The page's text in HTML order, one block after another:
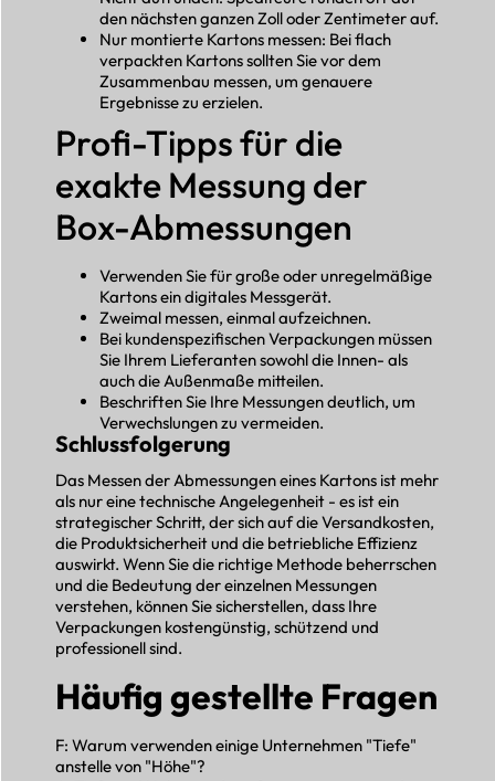
den nächsten ganzen Zoll oder Zentimeter auf.
Nur montierte Kartons messen: Bei flach
verpackten Kartons sollten Sie vor dem
Zusammenbau messen, um genauere
Ergebnisse zu erzielen.
Profi-Tipps für die
exakte Messung der
Box-Abmessungen
Verwenden Sie für große oder unregelmäßige
Kartons ein digitales Messgerät.
Zweimal messen, einmal aufzeichnen.
Bei kundenspezifischen Verpackungen müssen
Sie Ihrem Lieferanten sowohl die Innen- als
auch die Außenmaße mitteilen.
Beschriften Sie Ihre Messungen deutlich, um
Verwechslungen zu vermeiden.
Schlussfolgerung
Das Messen der Abmessungen eines Kartons ist mehr
als nur eine technische Angelegenheit - es ist ein
strategischer Schritt, der sich auf die Versandkosten,
die Produktsicherheit und die betriebliche Effizienz
auswirkt. Wenn Sie die richtige Methode beherrschen
und die Bedeutung der einzelnen Messungen
verstehen, können Sie sicherstellen, dass Ihre
Verpackungen kostengünstig, schützend und
professionell sind.
Häufig gestellte Fragen
F: Warum verwenden einige Unternehmen "Tiefe"
anstelle von "Höhe"?